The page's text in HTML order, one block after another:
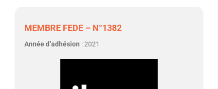
MEMBRE FEDE – N°1382
Année d’adhésion : 2021